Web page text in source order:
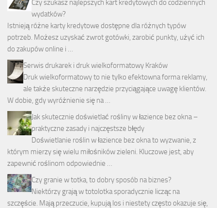
Czy szukasz najlepszych kart kredytowych do codziennych
wydatków?
Istnieją różne karty kredytowe dostępne dla różnych typów
potrzeb. Możesz uzyskać zwrot gotówki, zarobić punkty, użyć ich
do zakupów online i …
Serwis drukarek i druk wielkoformatowy Kraków
Druk wielkoformatowy to nie tylko efektowna forma reklamy,
ale także skuteczne narzędzie przyciągające uwagę klientów.
W dobie, gdy wyróżnienie się na …
Jak skutecznie doświetlać rośliny w łazience bez okna –
praktyczne zasady i najczęstsze błędy
Doświetlanie roślin w łazience bez okna to wyzwanie, z
którym mierzy się wielu miłośników zieleni. Kluczowe jest, aby
zapewnić roślinom odpowiednie …
Czy granie w totka, to dobry sposób na biznes?
Niektórzy grają w totolotka sporadycznie licząc na
szczęście. Mają przeczucie, kupują los i niestety często okazuje się,